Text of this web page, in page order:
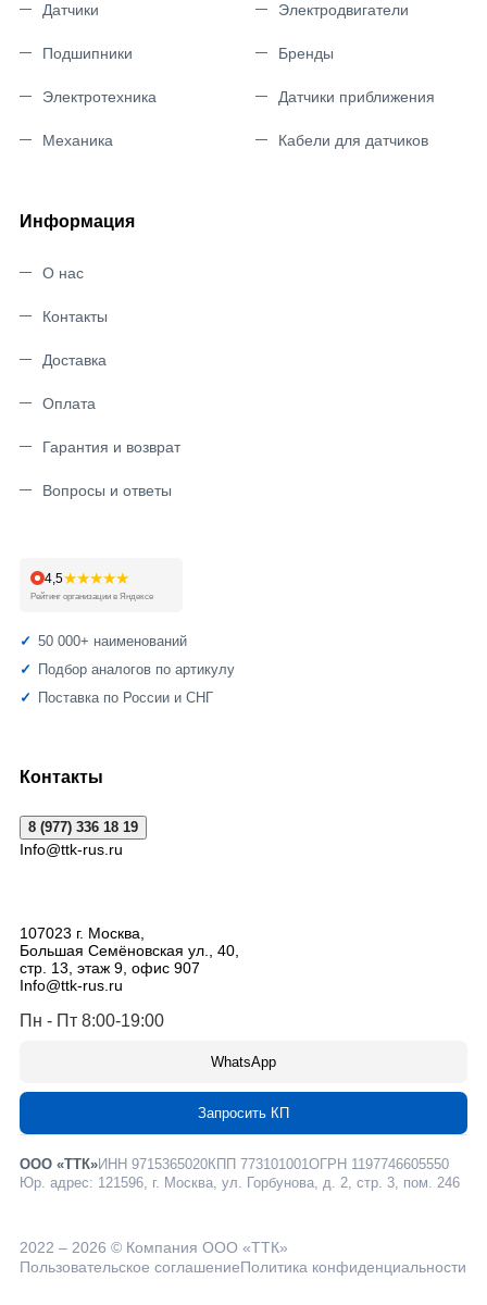
Датчики
Подшипники
Электротехника
Механика
Электродвигатели
Бренды
Датчики приближения
Кабели для датчиков
Информация
О нас
Контакты
Доставка
Оплата
Гарантия и возврат
Вопросы и ответы
4,5★★★★★
Рейтинг организации в Яндексе
50 000+ наименований
Подбор аналогов по артикулу
Поставка по России и СНГ
Контакты
8 (977) 336 18 19
Info@ttk-rus.ru
107023 г. Москва,
Большая Семёновская ул., 40,
стр. 13, этаж 9, офис 907
Info@ttk-rus.ru
Пн - Пт 8:00-19:00
WhatsApp
Запросить КП
ООО «ТТК»ИНН 9715365020КПП 773101001ОГРН 1197746605550
Юр. адрес: 121596, г. Москва, ул. Горбунова, д. 2, стр. 3, пом. 246
2022 – 2026 © Компания ООО «ТТК»
Пользовательское соглашениеПолитика конфиденциальности